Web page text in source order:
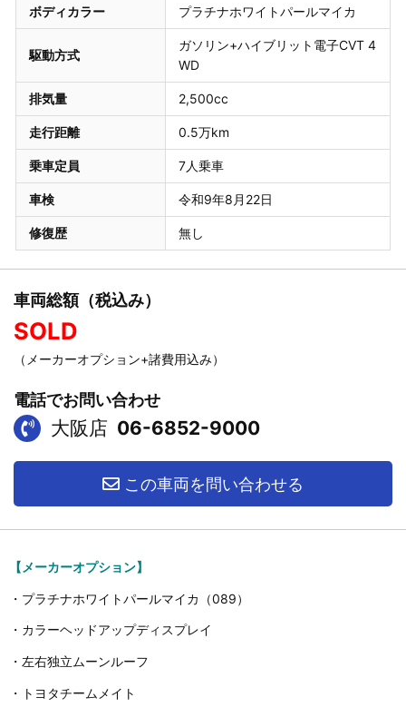
ボディカラー プラチナホワイトパールマイカ
駆動方式
ガソリン+ハイブリット電子CVT 4
WD
排気量 2,500cc
走行距離 0.5万km
乗車定員 7人乗車
車検 令和9年8月22日
修復歴 無し
車両総額（税込み）
SOLD
（メーカーオプション+諸費用込み）
電話でお問い合わせ
大阪店 06-6852-9000
この車両を問い合わせる
【メーカーオプション】
・プラチナホワイトパールマイカ（089）
・カラーヘッドアップディスプレイ
・左右独立ムーンルーフ
・トヨタチームメイト